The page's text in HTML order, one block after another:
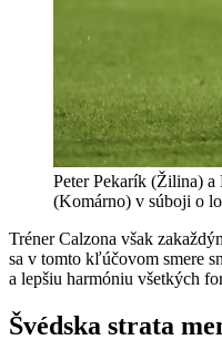
Peter Pekarík (Žilina)
(Komárno) v súboji o
Tréner Calzona však
sa v tomto kľúčovom smere
a lepšiu harmóniu všetkých
Švédska strata